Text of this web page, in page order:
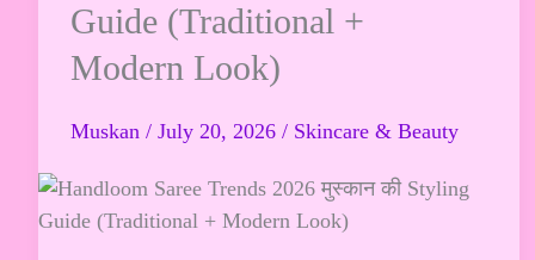
Guide (Traditional +
Modern Look)
Muskan / July 20, 2026 / Skincare & Beauty
2026
मुस्कान
Styling
Guide
(Traditional